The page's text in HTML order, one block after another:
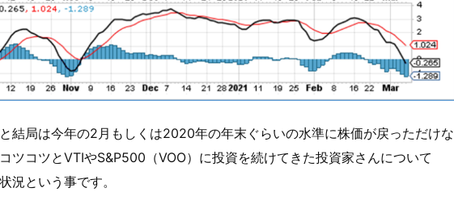
結局は今年の2月もしくは2020年の年末ぐらいの水準に株価が戻っただけな
ツコツとVTIやS&P500（VOO）に投資を続けてきた投資家さんについて
況という事です。